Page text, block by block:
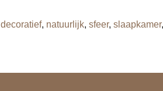
decoratief, natuurlijk, sfeer, slaapkamer